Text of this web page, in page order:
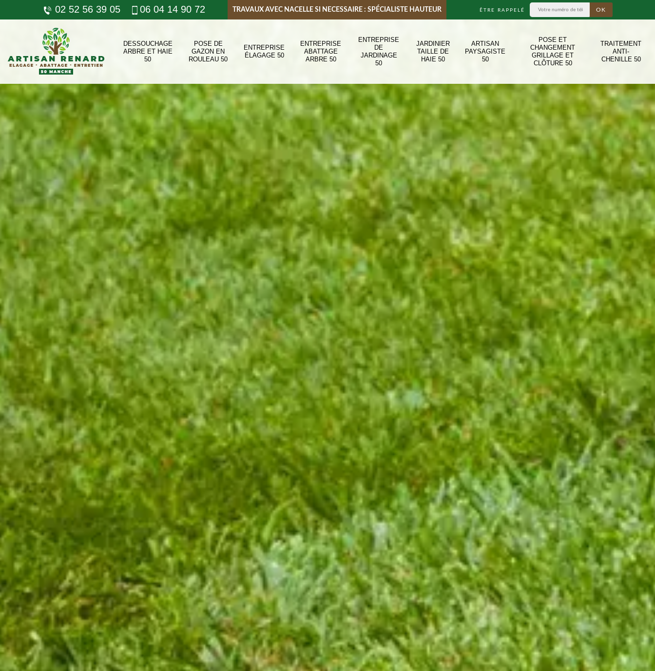
02 52 56 39 05 06 04 14 90 72 TRAVAUX AVEC NACELLE SI NECESSAIRE : SPÉCIALISTE HAUTEUR ÊTRE RAPPELÉ
DESSOUCHAGE
ARBRE ET HAIE
50
POSE DE
GAZON EN
ROULEAU 50
ENTREPRISE
ÉLAGAGE 50
ENTREPRISE
ABATTAGE
ARBRE 50
ENTREPRISE
DE
JARDINAGE
50
JARDINIER
TAILLE DE
HAIE 50
ARTISAN
PAYSAGISTE
50
POSE ET
CHANGEMENT
GRILLAGE ET
CLÔTURE 50
TRAITEMENT
ANTI-
CHENILLE 50